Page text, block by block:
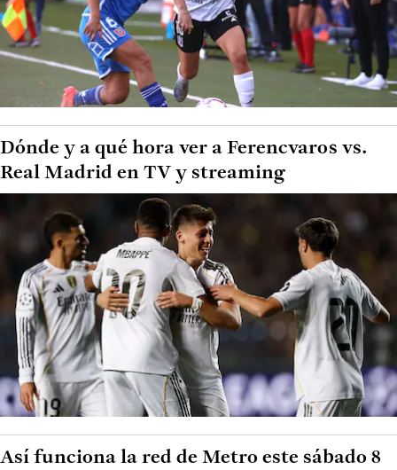
Dónde y a qué hora ver a Ferencvaros vs.
Real Madrid en TV y streaming
Así funciona la red de Metro este sábado 8